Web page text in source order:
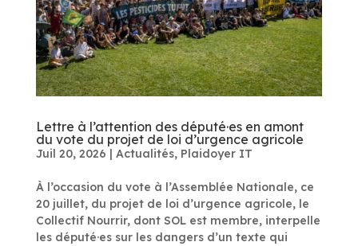
Lettre à l’attention des député·es en amont
du vote du projet de loi d’urgence agricole
Juil 20, 2026 | Actualités, Plaidoyer IT
À l’occasion du vote à l’Assemblée Nationale, ce
20 juillet, du projet de loi d’urgence agricole, le
Collectif Nourrir, dont SOL est membre, interpelle
les député·es sur les dangers d’un texte qui